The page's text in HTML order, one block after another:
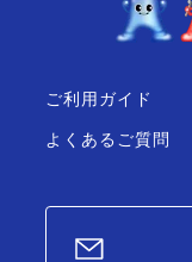
ご利用ガイド
よくあるご質問